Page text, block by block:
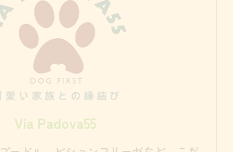
Via Padova55